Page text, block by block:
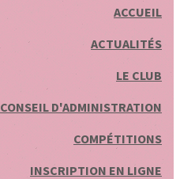
ACCUEIL
ACTUALITÉS
LE CLUB
CONSEIL D'ADMINISTRATION
COMPÉTITIONS
INSCRIPTION EN LIGNE